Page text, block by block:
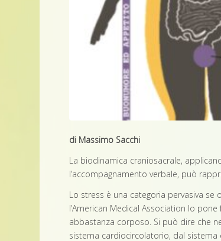
di Massimo Sacchi
La biodinamica craniosacrale,
l’accompagnamento verbale, può
Lo stress è una categoria pervasiva
l’American Medical Association lo
abbastanza corposo. Si può dire che
sistema cardiocircolatorio, dal